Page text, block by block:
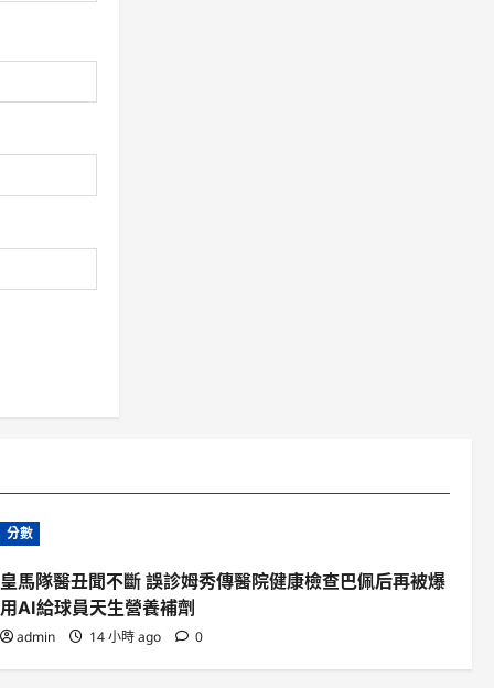
分數
皇馬隊醫丑聞不斷 誤診姆秀傳醫院健康檢查巴佩后再被爆
用AI給球員天生營養補劑
admin 14 小時 ago 0